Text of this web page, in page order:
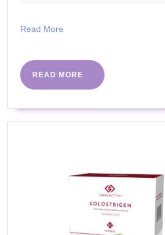
Read More
READ MORE
READ
MORE